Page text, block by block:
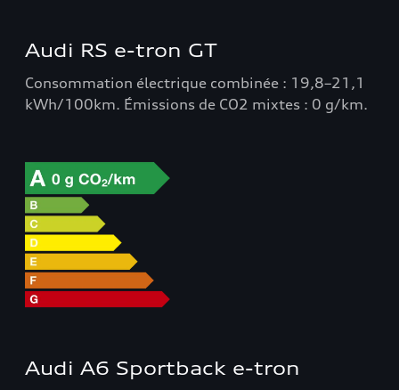
Audi RS e-tron GT
Consommation électrique combinée : 19,8–21,1
kWh/100km. Émissions de CO2 mixtes : 0 g/km.
Audi A6 Sportback e-tron